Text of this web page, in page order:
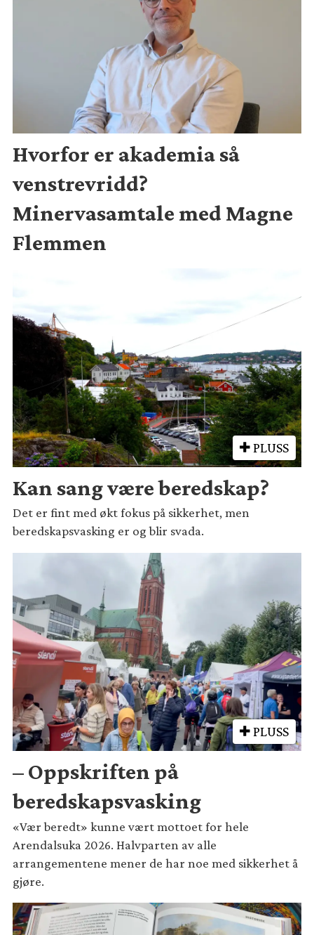
Hvorfor er akademia så
venstrevridd?
Minervasamtale med Magne
Flemmen
PLUSS
Kan sang være beredskap?
Det er fint med økt fokus på sikkerhet, men
beredskapsvasking er og blir svada.
PLUSS
– Oppskriften på
beredskapsvasking
«Vær beredt» kunne vært mottoet for hele
Arendalsuka 2026. Halvparten av alle
arrangementene mener de har noe med sikkerhet å
gjøre.